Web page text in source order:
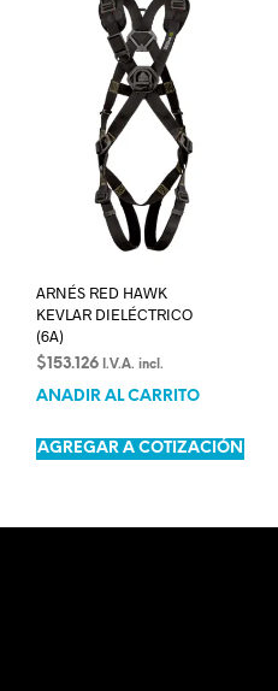
ARNÉS RED HAWK
KEVLAR DIELÉCTRICO
(6A)
$ 153.126 I.V.A. incl.
AÑADIR AL CARRITO
AGREGAR A COTIZACIÓN